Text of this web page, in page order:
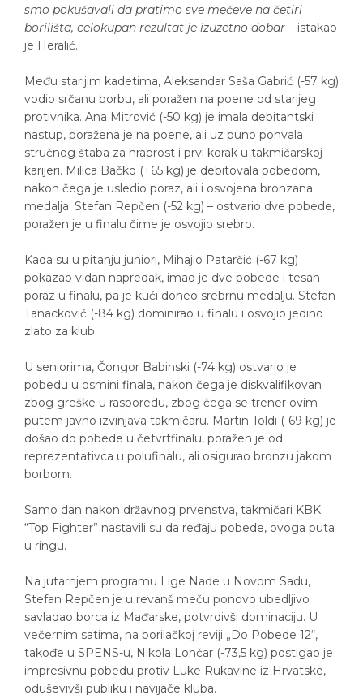
smo pokušavali da pratimo sve mečeve na četiri
borilišta, celokupan rezultat je izuzetno dobar – istakao
je Heralić.
Među starijim kadetima, Aleksandar Saša Gabrić (-57 kg)
vodio srčanu borbu, ali poražen na poene od starijeg
protivnika. Ana Mitrović (-50 kg) je imala debitantski
nastup, poražena je na poene, ali uz puno pohvala
stručnog štaba za hrabrost i prvi korak u takmičarskoj
karijeri. Milica Bačko (+65 kg) je debitovala pobedom,
nakon čega je usledio poraz, ali i osvojena bronzana
medalja. Stefan Repčen (-52 kg) – ostvario dve pobede,
poražen je u finalu čime je osvojio srebro.
Kada su u pitanju juniori, Mihajlo Patarčić (-67 kg)
pokazao vidan napredak, imao je dve pobede i tesan
poraz u finalu, pa je kući doneo srebrnu medalju. Stefan
Tanacković (-84 kg) dominirao u finalu i osvojio jedino
zlato za klub.
U seniorima, Čongor Babinski (-74 kg) ostvario je
pobedu u osmini finala, nakon čega je diskvalifikovan
zbog greške u rasporedu, zbog čega se trener ovim
putem javno izvinjava takmičaru. Martin Toldi (-69 kg) je
došao do pobede u četvrtfinalu, poražen je od
reprezentativca u polufinalu, ali osigurao bronzu jakom
borbom.
Samo dan nakon državnog prvenstva, takmičari KBK
“Top Fighter” nastavili su da ređaju pobede, ovoga puta
u ringu.
Na jutarnjem programu Lige Nade u Novom Sadu,
Stefan Repčen je u revanš meču ponovo ubedljivo
savladao borca iz Mađarske, potvrdivši dominaciju. U
večernim satima, na borilačkoj reviji „Do Pobede 12“,
takođe u SPENS-u, Nikola Lončar (-73,5 kg) postigao je
impresivnu pobedu protiv Luke Rukavine iz Hrvatske,
oduševivši publiku i navijače kluba.